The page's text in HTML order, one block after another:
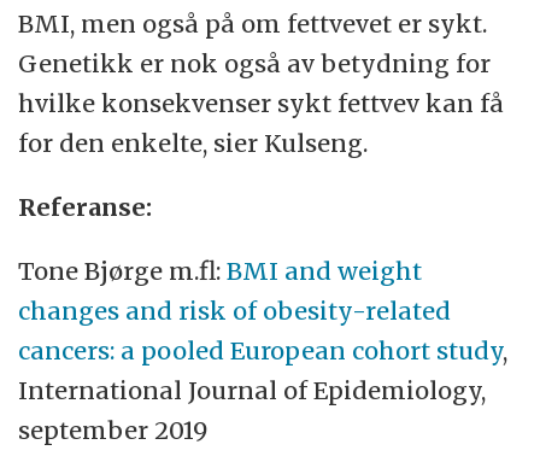
BMI, men også på om fettvevet er sykt.
Genetikk er nok også av betydning for
hvilke konsekvenser sykt fettvev kan få
for den enkelte, sier Kulseng.
Referanse:
Tone Bjørge m.fl:BMI and weight
changes and risk of obesity-related
cancers: a pooled European cohort study,
International Journal of Epidemiology,
september 2019